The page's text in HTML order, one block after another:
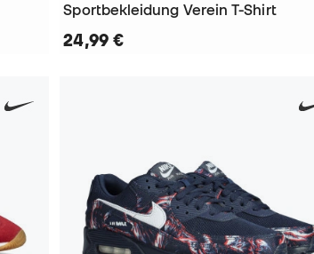
Sportbekleidung Verein T-Shirt
24,99 €